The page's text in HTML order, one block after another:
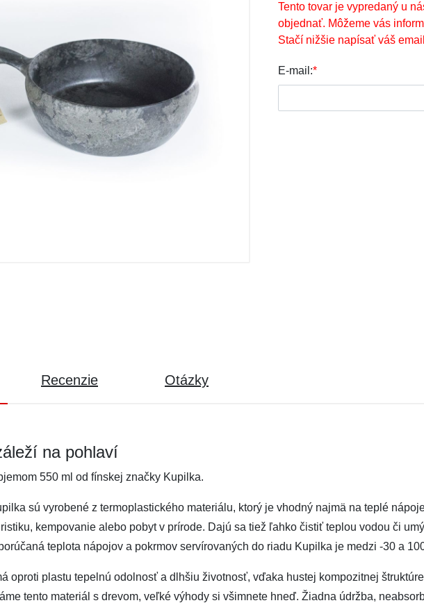
Tento tovar je vypredaný u
objednať. Môžeme vás
Stačí nižšie napísať váš
E-mail:*
Recenzie Otázky
na pohlaví
550 ml od fínskej značky Kupilka.
sú vyrobené z termoplastického materiálu, ktorý je vhodný najmä na teplé
kempovanie alebo pobyt v prírode. Dajú sa tiež ľahko čistiť teplou vodou či
teplota nápojov a pokrmov servírovaných do riadu Kupilka je medzi -30 a
oproti plastu tepelnú odolnosť a dlhšiu životnosť, vďaka hustej kompozitnej
tento materiál s drevom, veľké výhody si všimnete hneď. Žiadna údržba,